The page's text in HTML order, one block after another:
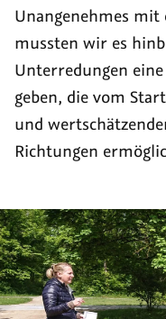
Unangenehmes
mussten wir es
Unterredungen
geben, die vom
und
Richtungen